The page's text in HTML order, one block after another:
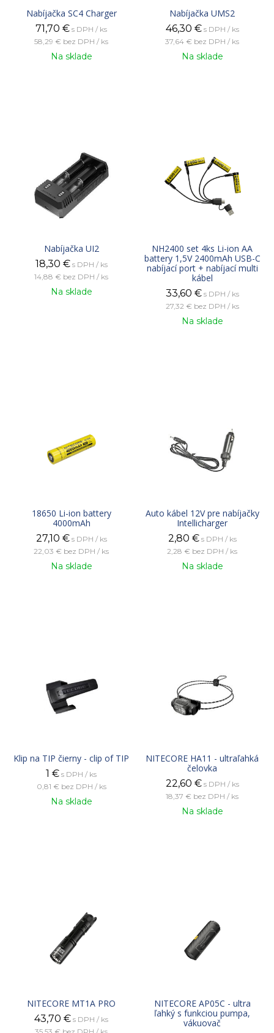
Nabíjačka SC4 Charger
71,70 € s DPH / ks
58,29 € bez DPH / ks
Na sklade
Nabíjačka UMS2
46,30 € s DPH / ks
37,64 € bez DPH / ks
Na sklade
Nabíjačka UI2
18,30 € s DPH / ks
14,88 € bez DPH / ks
Na sklade
NH2400 set 4ks Li-ion AA
battery 1,5V 2400mAh USB-C
nabíjací port + nabíjací multi
kábel
33,60 € s DPH / ks
27,32 € bez DPH / ks
Na sklade
18650 Li-ion battery
4000mAh
27,10 € s DPH / ks
22,03 € bez DPH / ks
Na sklade
Auto kábel 12V pre nabíjačky
Intellicharger
2,80 € s DPH / ks
2,28 € bez DPH / ks
Na sklade
Klip na TIP čierny - clip of TIP
1 € s DPH / ks
0,81 € bez DPH / ks
Na sklade
NITECORE HA11 - ultraľahká
čelovka
22,60 € s DPH / ks
18,37 € bez DPH / ks
Na sklade
NITECORE MT1A PRO
43,70 € s DPH / ks
NITECORE AP05C - ultra
ľahký s funkciou pumpa,
vákuovač